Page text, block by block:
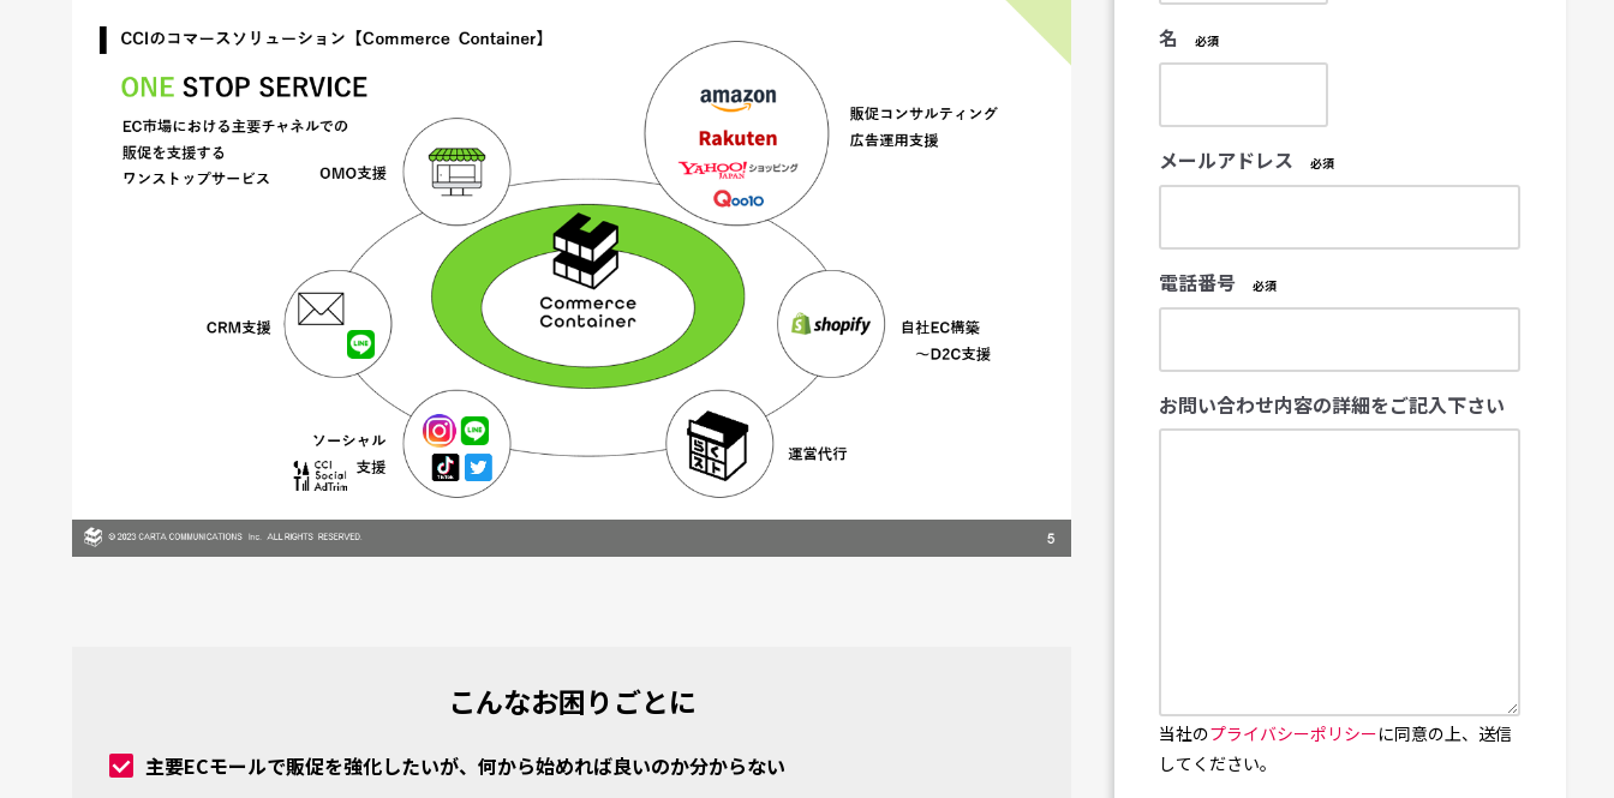
こんなお困りごとに
主要ECモールで販促を強化したいが、何から始めれば良いのか分からない
名
メールアドレス
電話番号
お問い合わせ内容の詳細をご記入下さい
当社のプライバシーポリシーに同意の上、送信
してください。